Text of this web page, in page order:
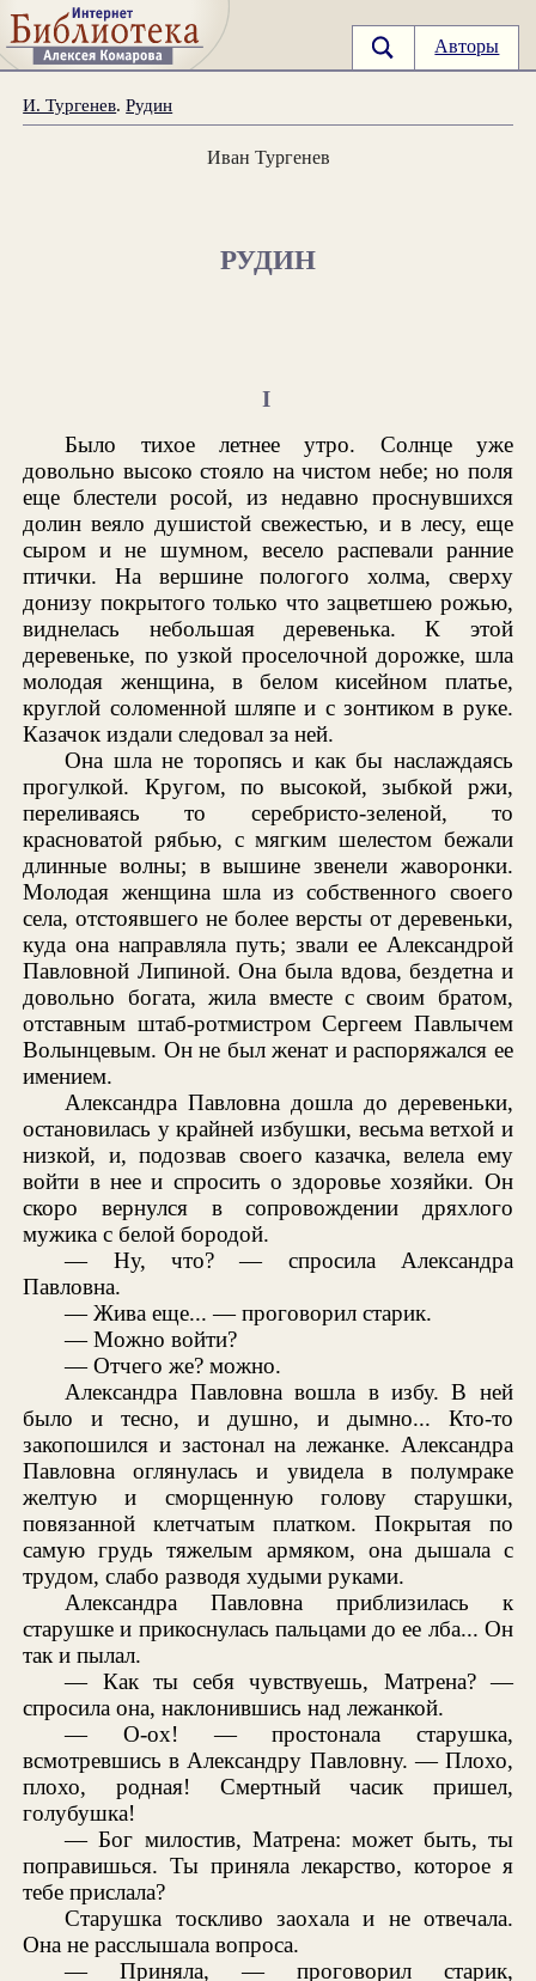
Авторы
И. Тургенев.Рудин
Иван Тургенев
РУДИН
I
Было тихое летнее утро. Солнце уже
довольно высоко стояло на чистом небе; но поля
еще блестели росой, из недавно проснувшихся
долин веяло душистой свежестью, и в лесу, еще
сыром и не шумном, весело распевали ранние
птички. На вершине пологого холма, сверху
донизу покрытого только что зацветшею рожью,
виднелась небольшая деревенька. К этой
деревеньке, по узкой проселочной дорожке, шла
молодая женщина, в белом кисейном платье,
круглой соломенной шляпе и с зонтиком в руке.
Казачок издали следовал за ней.
Она шла не торопясь и как бы наслаждаясь
прогулкой. Кругом, по высокой, зыбкой ржи,
переливаясь то серебристо-зеленой, то
красноватой рябью, с мягким шелестом бежали
длинные волны; в вышине звенели жаворонки.
Молодая женщина шла из собственного своего
села, отстоявшего не более версты от деревеньки,
куда она направляла путь; звали ее Александрой
Павловной Липиной. Она была вдова, бездетна и
довольно богата, жила вместе с своим братом,
отставным штаб-ротмистром Сергеем Павлычем
Волынцевым. Он не был женат и распоряжался ее
имением.
Александра Павловна дошла до деревеньки,
остановилась у крайней избушки, весьма ветхой и
низкой, и, подозвав своего казачка, велела ему
войти в нее и спросить о здоровье хозяйки. Он
скоро вернулся в сопровождении дряхлого
мужика с белой бородой.
— Ну, что? — спросила Александра
Павловна.
— Жива еще... — проговорил старик.
— Можно войти?
— Отчего же? можно.
Александра Павловна вошла в избу. В ней
было и тесно, и душно, и дымно... Кто-то
закопошился и застонал на лежанке. Александра
Павловна оглянулась и увидела в полумраке
желтую и сморщенную голову старушки,
повязанной клетчатым платком. Покрытая по
самую грудь тяжелым армяком, она дышала с
трудом, слабо разводя худыми руками.
Александра Павловна приблизилась к
старушке и прикоснулась пальцами до ее лба... Он
так и пылал.
— Как ты себя чувствуешь, Матрена? —
спросила она, наклонившись над лежанкой.
— О-ох! — простонала старушка,
всмотревшись в Александру Павловну. — Плохо,
плохо, родная! Смертный часик пришел,
голубушка!
— Бог милостив, Матрена: может быть, ты
поправишься. Ты приняла лекарство, которое я
тебе прислала?
Старушка тоскливо заохала и не отвечала.
Она не расслышала вопроса.
— Приняла, — проговорил старик,